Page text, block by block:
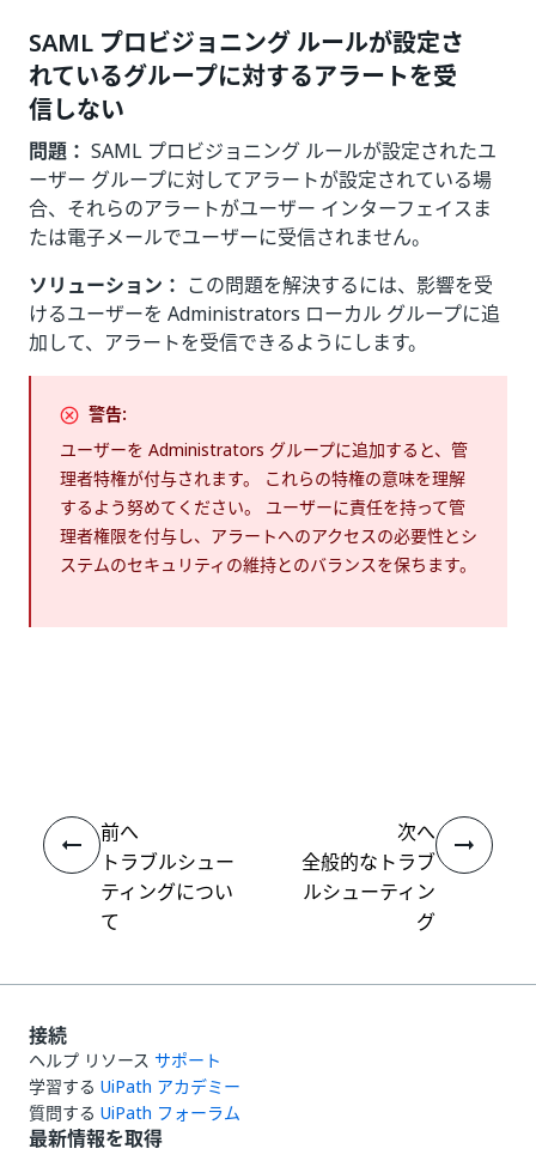
SAML プロビジョニング ルールが設定さ
れているグループに対するアラートを受
信しない
問題： SAML プロビジョニング ルールが設定されたユ
ーザー グループに対してアラートが設定されている場
合、それらのアラートがユーザー インターフェイスま
たは電子メールでユーザーに受信されません。
ソリューション： この問題を解決するには、影響を受
けるユーザーを Administrators ローカル グループに追
加して、アラートを受信できるようにします。
警告:
ユーザーを Administrators グループに追加すると、管
理者特権が付与されます。 これらの特権の意味を理解
するよう努めてください。 ユーザーに責任を持って管
理者権限を付与し、アラートへのアクセスの必要性とシ
ステムのセキュリティの維持とのバランスを保ちます。
前へ
トラブルシュー
ティングについ
て
次へ
全般的なトラブ
ルシューティン
グ
接続
ヘルプ リソース サポート
学習する UiPath アカデミー
質問する UiPath フォーラム
最新情報を取得